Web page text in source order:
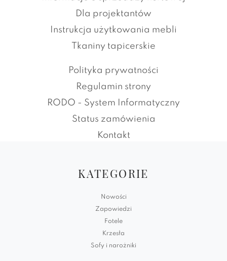
Dla projektantów
Instrukcja użytkowania mebli
Tkaniny tapicerskie
Polityka prywatności
Regulamin strony
RODO - System Informatyczny
Status zamówienia
Kontakt
KATEGORIE
Nowości
Zapowiedzi
Fotele
Krzesła
Sofy i narożniki